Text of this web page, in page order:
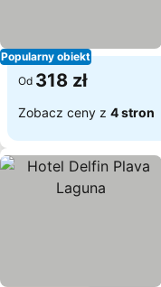
Popularny obiekt
Od 318 zł
Zobacz ceny z 4 stron